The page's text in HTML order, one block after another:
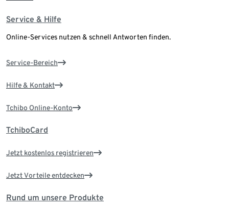
Service & Hilfe
Online-Services nutzen & schnell Antworten finden.
Service-Bereich
Hilfe & Kontakt
Tchibo Online-Konto
TchiboCard
Jetzt kostenlos registrieren
Jetzt Vorteile entdecken
Rund um unsere Produkte